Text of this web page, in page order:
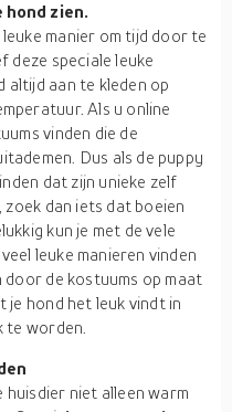
hond zien.
manier om tijd door te
deze speciale leuke
altijd aan te kleden op
Als u online
vinden die de
Dus als de puppy
dat zijn unieke zelf
dan iets dat boeien
kun je met de vele
leuke manieren vinden
de kostuums op maat
je hond het leuk vindt in
te worden.
huisdier niet alleen warm